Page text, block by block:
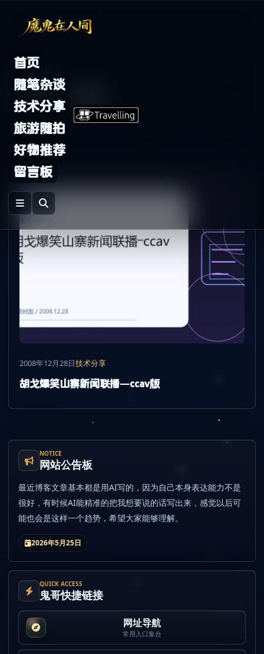
首页
随笔杂谈
技术分享
旅游随拍
好物推荐
留言板
Archive
标签：
NOTICE
网站公告板
最近博客文章基本都是用AI写的，因为自己本身表达能力不是
很好，有时候AI能精准的把我想要说的话写出来，感觉以后可
能也会是这样一个趋势，希望大家能够理解。
2026年5月25日
QUICK ACCESS
鬼哥快捷链接
网址导航
常用入口集合
2008年12月28日技术分享
胡戈爆笑山寨新闻联播―ccav版